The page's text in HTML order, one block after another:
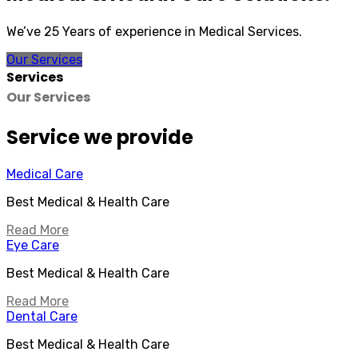
We’ve 25 Years of experience in Medical Services.
Our Services
Services
Our Services
Service we provide
Medical Care
Best Medical & Health Care
Read More
Eye Care
Best Medical & Health Care
Read More
Dental Care
Best Medical & Health Care